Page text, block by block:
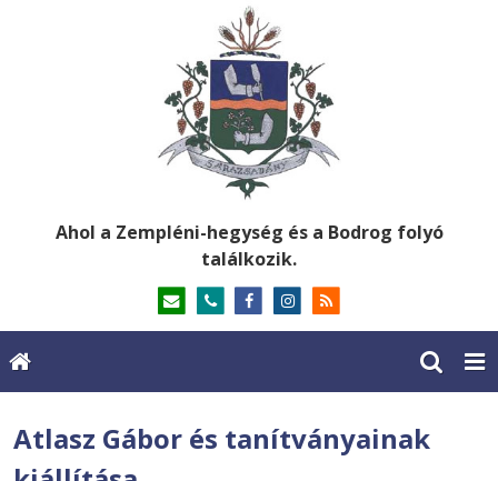
Ahol a Zempléni-hegység és a Bodrog folyó
találkozik.
Atlasz Gábor és tanítványainak